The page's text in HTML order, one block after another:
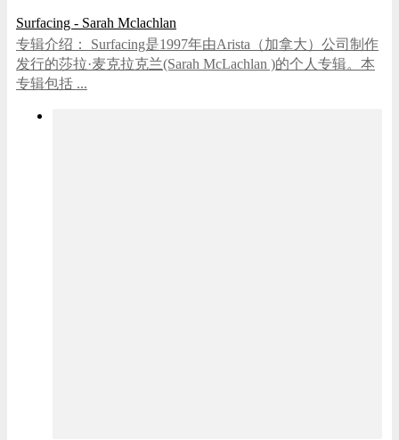
Surfacing - Sarah Mclachlan
专辑介绍： Surfacing是1997年由Arista（加拿大）公司制作
发行的莎拉·麦克拉克兰(Sarah McLachlan )的个人专辑。本
专辑包括 ...